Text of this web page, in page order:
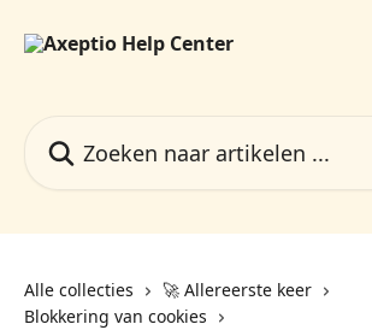
Alle collecties
🚀 Allereerste keer
Blokkering van cookies